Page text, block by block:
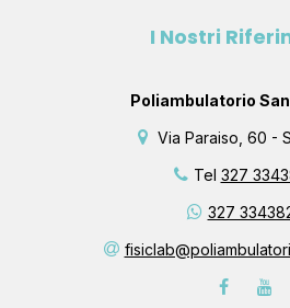
I Nostri
Poliambulatorio
Via Paraiso, 60 -
Tel 327
327